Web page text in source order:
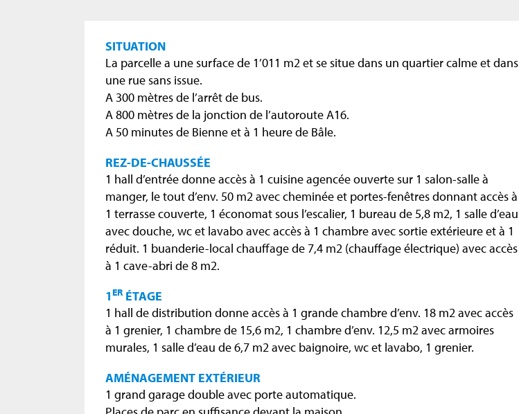
SITUATION
La parcelle a une surface de 1’011 m2 et se situe dans un quartier calme et dans
une rue sans issue.
A 300 mètres de l’arrêt de bus.
A 800 mètres de la jonction de l’autoroute A16.
A 50 minutes de Bienne et à 1 heure de Bâle.
REZ-DE-CHAUSSÉE
1 hall d’entrée donne accès à 1 cuisine agencée ouverte sur 1 salon-salle à
manger, le tout d’env. 50 m2 avec cheminée et portes-fenêtres donnant accès à
1 terrasse couverte, 1 économat sous l’escalier, 1 bureau de 5,8 m2, 1 salle d’eau
avec douche, wc et lavabo avec accès à 1 chambre avec sortie extérieure et à 1
réduit. 1 buanderie-local chauffage de 7,4 m2 (chauffage électrique) avec accès
à 1 cave-abri de 8 m2.
1 ER ÉTAGE
1 hall de distribution donne accès à 1 grande chambre d’env. 18 m2 avec accès
à 1 grenier, 1 chambre de 15,6 m2, 1 chambre d’env. 12,5 m2 avec armoires
murales, 1 salle d’eau de 6,7 m2 avec baignoire, wc et lavabo, 1 grenier.
AMÉNAGEMENT EXTÉRIEUR
1 grand garage double avec porte automatique.